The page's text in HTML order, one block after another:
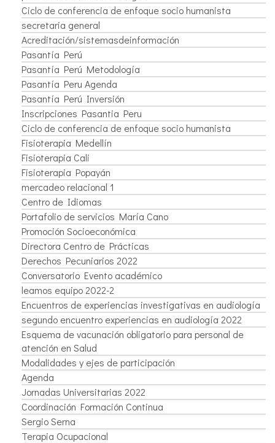
Ciclo de conferencia de enfoque socio humanista
secretaria general
Acreditación/sistemasdeinformación
Pasantía Perú
Pasantía Perú Metodología
Pasantía Peru Agenda
Pasantía Perú Inversión
Inscripciones Pasantia Peru
Ciclo de conferencia de enfoque socio humanista
Fisioterapia Medellín
Fisioterapia Cali
Fisioterapia Popayán
mercadeo relacional 1
Centro de Idiomas
Portafolio de servicios María Cano
Promoción Socioeconómica
Directora Centro de Prácticas
Derechos Pecuniarios 2022
Conversatorio Evento académico
leamos equipo 2022-2
Encuentros de experiencias investigativas en audiología
segundo encuentro experiencias en audiología 2022
Esquema de vacunación obligatorio para personal de
atención en Salud
Modalidades y ejes de participación
Agenda
Jornadas Universitarias 2022
Coordinación Formación Continua
Sergio Serna
Terapia Ocupacional